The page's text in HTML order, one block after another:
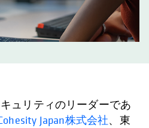
ュリティのリーダーであ
Japan株式会社、東
新しいタブ